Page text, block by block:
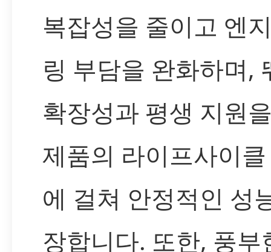
복잡성을 줄이고 엔
링 부담을 완화하며,
확장성과 평생 지원
제품의 라이프사이
에 걸쳐 안정적인 성
장합니다. 또한, 풍부